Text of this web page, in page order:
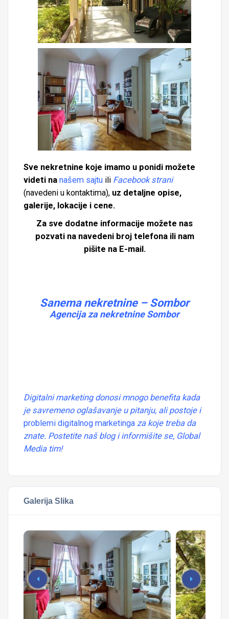
Sve nekretnine koje imamo u ponidi možete
videti na našem sajtu ili Facebook strani
(navedeni u kontaktima), uz detaljne opise,
galerije, lokacije i cene.
Za sve dodatne informacije možete nas
pozvati na navedeni broj telefona ili nam
pišite na E-mail.
Sanema nekretnine – Sombor
Agencija za nekretnine Sombor
Digitalni marketing donosi mnogo benefita kada
je savremeno oglašavanje u pitanju, ali postoje i
problemi digitalnog marketinga za koje treba da
znate. Postetite naš blog i informišite se, Global
Media tim!
Galerija Slika